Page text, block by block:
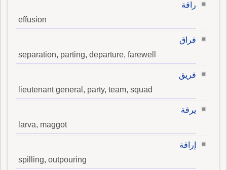
راقة
effusion
فراق
separation, parting, departure, farewell
فريق
lieutenant general, party, team, squad
يرقة
larva, maggot
إراقة
spilling, outpouring